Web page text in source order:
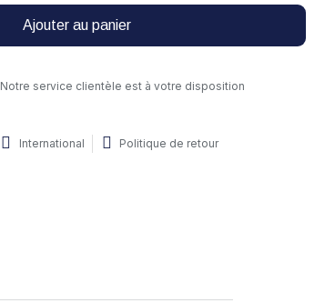
Ajouter au panier
Notre service clientèle est à votre disposition
International Politique de retour